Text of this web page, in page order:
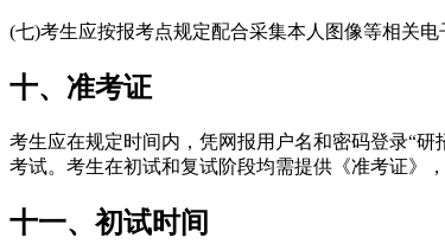
(七)考生应按报考点规定配合采集本人图像等相关电
十、准考证
考生应在规定时间内，凭网报用户名和密码登录“
考试。考生在初试和复试阶段均需提供《准考证》
十一、初试时间